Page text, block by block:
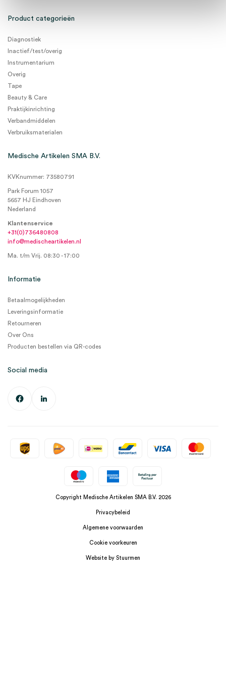
Product categorieën
Diagnostiek
Inactief/test/overig
Instrumentarium
Overig
Tape
Beauty & Care
Praktijkinrichting
Verbandmiddelen
Verbruiksmaterialen
Medische Artikelen SMA B.V.
KVKnummer: 73580791
Park Forum 1057
5657 HJ Eindhoven
Nederland
Klantenservice
+31(0)736480808
info@medischeartikelen.nl
Ma. t/m Vrij. 08:30 - 17:00
Informatie
Betaalmogelijkheden
Leveringsinformatie
Retourneren
Over Ons
Producten bestellen via QR-codes
Social media
Copyright Medische Artikelen SMA B.V. 2026
Privacybeleid
Algemene voorwaarden
Cookie voorkeuren
Website by Stuurmen